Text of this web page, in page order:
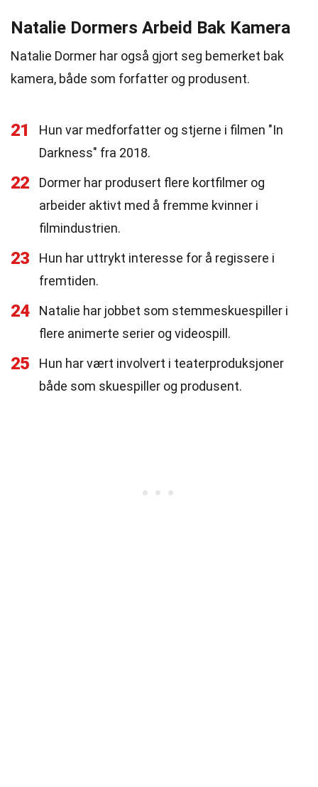
Natalie Dormers Arbeid Bak Kamera
Natalie Dormer har også gjort seg bemerket bak
kamera, både som forfatter og produsent.
21
Hun var medforfatter og stjerne i filmen "In
Darkness" fra 2018.
22
Dormer har produsert flere kortfilmer og
arbeider aktivt med å fremme kvinner i
filmindustrien.
23
Hun har uttrykt interesse for å regissere i
fremtiden.
24
Natalie har jobbet som stemmeskuespiller i
flere animerte serier og videospill.
25
Hun har vært involvert i teaterproduksjoner
både som skuespiller og produsent.